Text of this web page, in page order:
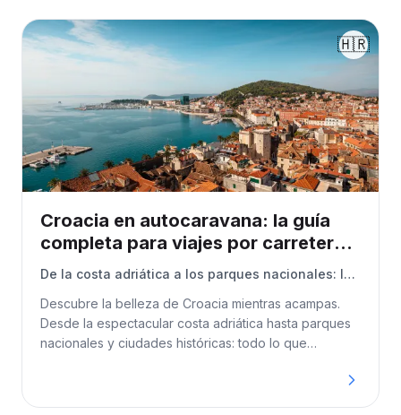
🇭🇷
Croacia en autocaravana: la guía
completa para viajes por carretera y
acampadas
De la costa adriática a los parques nacionales: la
Descubre la belleza de Croacia mientras acampas.
Desde la espectacular costa adriática hasta parques
nacionales y ciudades históricas: todo lo que